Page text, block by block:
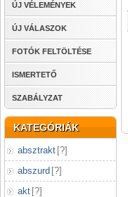
ÚJ VÉLEMÉNYEK
ÚJ VÁLASZOK
FOTÓK FELTÖLTÉSE
ISMERTETŐ
SZABÁLYZAT
KATEGÓRIÁK
absztrakt [?]
abszurd [?]
akt [?]